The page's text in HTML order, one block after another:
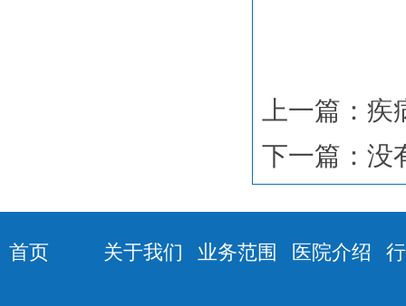
上一篇： 疾
下一篇： 没
首页 关于我们 业务范围 医院介绍